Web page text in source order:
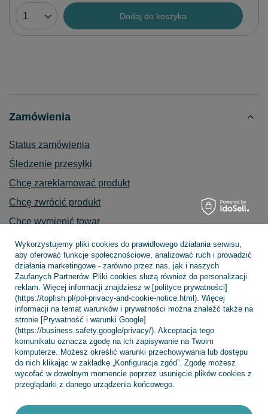
Dodaj do koszyka
Zamówienia
Status zamówienia
Śledzenie przesyłki
Chcę zareklamować produkt
Chcę zwrócić produkt
Chcę wymienić towar
Kontakt
Konto
Regulaminy
INFORMACJE
Wykorzystujemy pliki cookies do prawidłowego działania serwisu,
aby oferować funkcje społecznościowe, analizować ruch i prowadzić
działania marketingowe - zarówno przez nas, jak i naszych
Zaufanych Partnerów. Pliki cookies służą również do personalizacji
reklam. Więcej informacji znajdziesz w [polityce prywatności]
(https://topfish.pl/pol-privacy-and-cookie-notice.html). Więcej
informacji na temat warunków i prywatności można znaleźć także na
stronie [Prywatność i warunki Google]
(https://business.safety.google/privacy/). Akceptacja tego
komunikatu oznacza zgodę na ich zapisywanie na Twoim
komputerze. Możesz określić warunki przechowywania lub dostępu
do nich klikając w zakładkę „Konfiguracja zgód”. Zgodę możesz
wycofać w dowolnym momencie poprzez usunięcie plików cookies z
przeglądarki z danego urządzenia końcowego.